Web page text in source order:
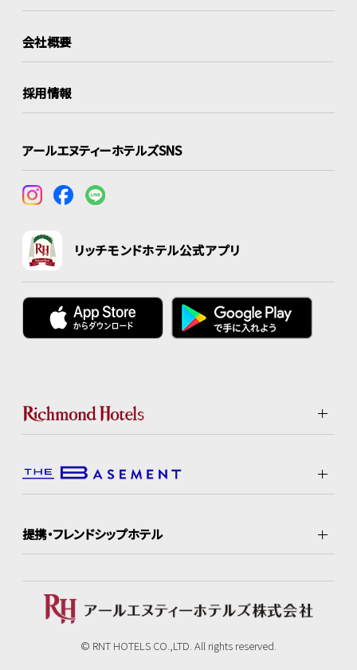
会社概要
採用情報
アールエヌティーホテルズSNS
リッチモンドホテル公式アプリ
提携・フレンドシップホテル
© RNT HOTELS CO.,LTD. All rights reserved.